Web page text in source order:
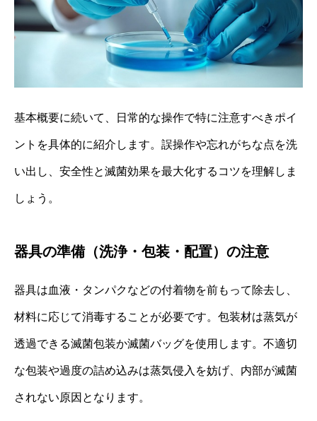
基本概要に続いて、日常的な操作で特に注意すべきポイ
ントを具体的に紹介します。誤操作や忘れがちな点を洗
い出し、安全性と滅菌効果を最大化するコツを理解しま
しょう。
器具の準備（洗浄・包装・配置）の注意
器具は血液・タンパクなどの付着物を前もって除去し、
材料に応じて消毒することが必要です。包装材は蒸気が
透過できる滅菌包装か滅菌バッグを使用します。不適切
な包装や過度の詰め込みは蒸気侵入を妨げ、内部が滅菌
されない原因となります。